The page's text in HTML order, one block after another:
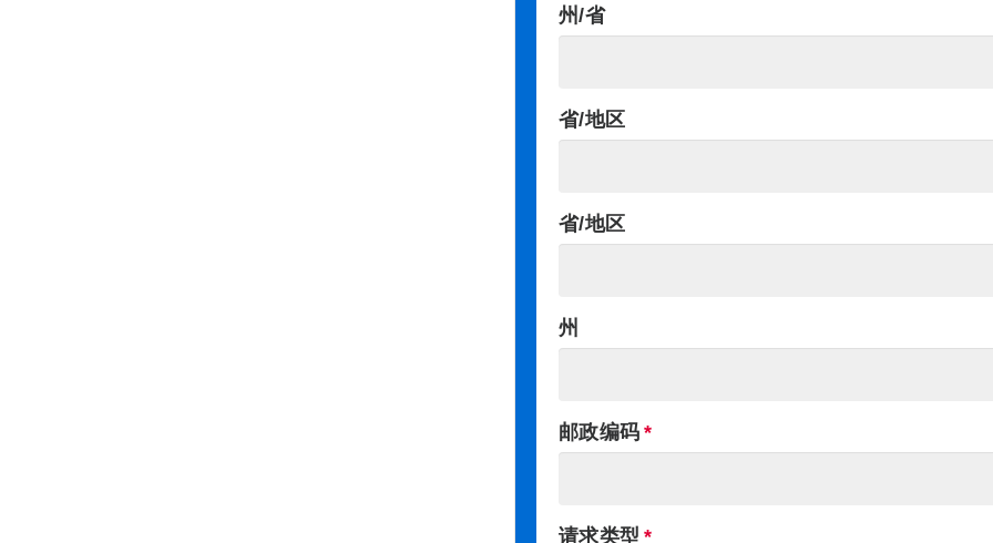
州/省
省/地区
省/地区
州
邮政编码
请求类型